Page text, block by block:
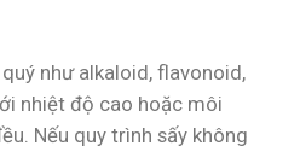
như alkaloid, flavonoid,
nhiệt độ cao hoặc môi
Nếu quy trình sấy không